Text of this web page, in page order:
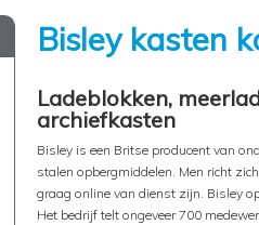
Bisley kasten
Ladeblokken,
archiefkasten
Bisley is een Britse producent van
stalen opbergmiddelen. Men richt
graag online van dienst zijn. Bisley
Het bedrijf telt ongeveer 700